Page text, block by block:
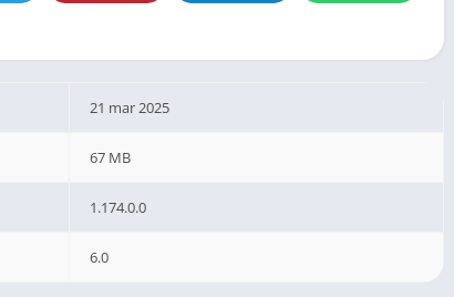
21 mar 2025
67 MB
1.174.0.0
6.0